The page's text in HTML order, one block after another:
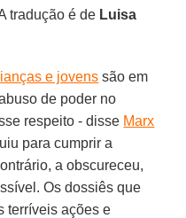
tradução é de Luisa
e jovens são em
de poder no
respeito - disse Marx
para cumprir a
a obscureceu,
Os dossiês que
terríveis ações e